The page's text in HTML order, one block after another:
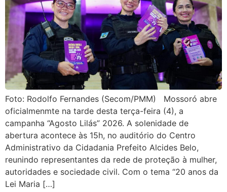
Foto: Rodolfo Fernandes (Secom/PMM) Mossoró abre
oficialmenmte na tarde desta terça-feira (4), a
campanha “Agosto Lilás” 2026. A solenidade de
abertura acontece às 15h, no auditório do Centro
Administrativo da Cidadania Prefeito Alcides Belo,
reunindo representantes da rede de proteção à mulher,
autoridades e sociedade civil. Com o tema “20 anos da
Lei Maria […]